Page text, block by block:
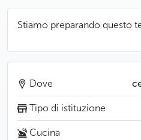
Stiamo preparando questo
Dove
Tipo di istituzione
Cucina